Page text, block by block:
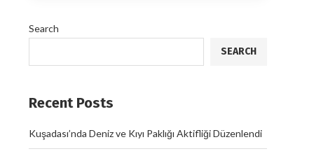
Search
SEARCH
Recent Posts
Kuşadası’nda Deniz ve Kıyı Paklığı Aktifliği Düzenlendi